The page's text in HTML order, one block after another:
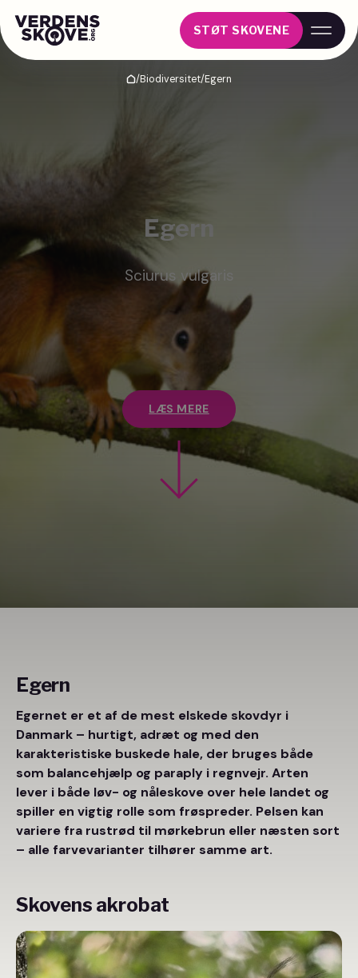
STØT SKOVENE
Hjem/Biodiversitet/Egern
Egern
Sciurus vulgaris
LÆS MERE
Egern
Egernet er et af de mest elskede skovdyr i
Danmark – hurtigt, adræt og med den
karakteristiske buskede hale, der bruges både
som balancehjælp og paraply i regnvejr. Arten
lever i både løv- og nåleskove over hele landet og
spiller en vigtig rolle som frøspreder. Pelsen kan
variere fra rustrød til mørkebrun eller næsten sort
– alle farvevarianter tilhører samme art.
Skovens akrobat